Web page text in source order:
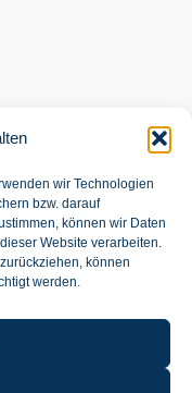
wir Technologien
bzw. darauf
können wir Daten
Website verarbeiten.
können
werden.